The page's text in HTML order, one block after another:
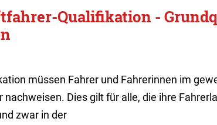
Qualifikation -
müssen Fahrer und Fahrerinnen im
nachweisen. Dies gilt für alle, die ihre
zwar in der